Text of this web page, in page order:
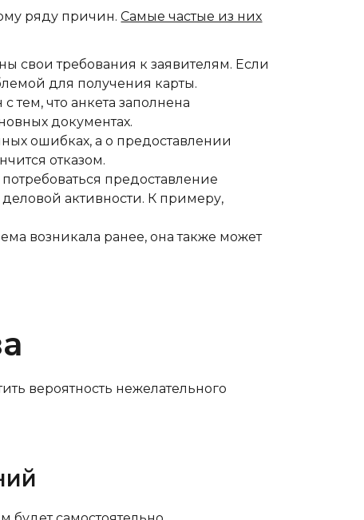
ряду причин.Самые частые из них
свои требования к заявителям. Если
для получения карты.
тем, что анкета заполнена
документах.
ошибках, а о предоставлении
отказом.
предоставление
активности. К примеру,
возникала ранее, она также может
вероятность нежелательного